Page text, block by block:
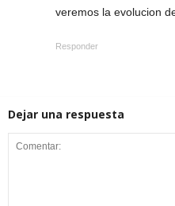
veremos la evolucion
Responder
Dejar una respuesta